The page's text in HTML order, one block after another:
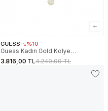
GUESS %10
Guess Kadın Gold Kolye
JGUJUBN06201JWYGTU
3.816,00 TL4.240,00 TL